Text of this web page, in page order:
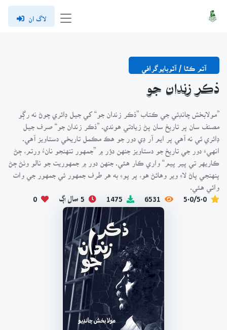
لاگ ان
آتم ڪٿا / آٽوبايوگرافي
ذڪر زندان جو
”مولابخش چانڊئي جي ڪتاب ”ذڪر زندان جو“ کي جيل ڊائري چوڻ نه رڳو
مصنف سان پر تاريخ سان پڻ زيادتي هوندي. ”ذڪر زندان جو“ صرف جيل
ڊائري ئي نه آهي پر ايم آر ڊي دور جو هڪ مڪمل تاريخي دستاويز آهي.
انهيءَ دور جي تاريخ جو دستاويز جنهن دؤر ۾ ”جمهور تنهنجو نانءُ ورتم، ڄڻ
ڪاريهر تي پير پيم“ واري ڪار هئي. جنهن دور ۾ جمهوريت جو نالو وٺڻ ڄڻ
پنهنجي پاڻ لاءِ وير وهائڻ هو، پر پوءِ به هر طرف جمهور ئي جمهور جي وات
وائي هئي.
5.0/5.0
6531
1475 5 سال اڳ 0